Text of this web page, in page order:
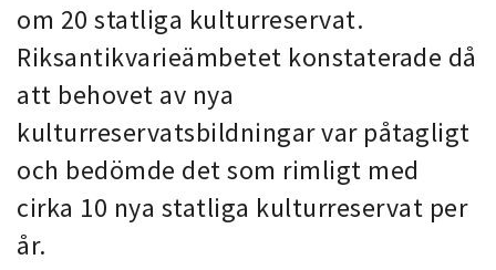
om 20 statliga kulturreservat.
Riksantikvarieämbetet konstaterade då
att behovet av nya
kulturreservatsbildningar var påtagligt
och bedömde det som rimligt med
cirka 10 nya statliga kulturreservat per
år.